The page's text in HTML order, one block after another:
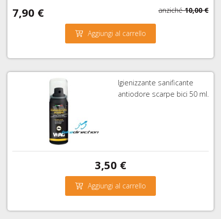
7,90 € anziché 10,00 €
Aggiungi al carrello
Igienizzante sanificante
antiodore scarpe bici 50 ml.
3,50 €
Aggiungi al carrello